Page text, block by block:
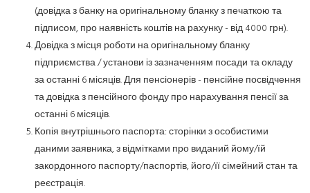
(довідка з банку на оригінальному бланку з печаткою та
підписом, про наявність коштів на рахунку - від 4000 грн).
Довідка з місця роботи на оригінальному бланку
підприємства / установи із зазначенням посади та окладу
за останні 6 місяців. Для пенсіонерів - пенсійне посвідчення
та довідка з пенсійного фонду про нарахування пенсії за
останні 6 місяців.
Копія внутрішнього паспорта: сторінки з особистими
даними заявника, з відмітками про виданий йому/їй
закордонного паспорту/паспортів, його/її сімейний стан та
реєстрація.